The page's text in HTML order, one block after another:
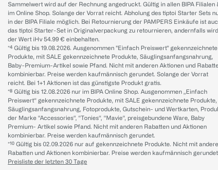
Sammelwert wird auf der Rechnung angedruckt. Gültig in allen BIPA Filialen
im Online Shop. Solange der Vorrat reicht. Abholung des tiptoi Starter Sets
in der BIPA Filiale möglich. Bei Retournierung der PAMPERS Einkäufe ist
das tiptoi Starter-Set in Originalverpackung zu retournieren, andernfalls wird
der Wert iHv 54.99 € einbehalten.
*⁴ Gültig bis 19.08.2026. Ausgenommen "Einfach Preiswert" gekennzeichnete
Produkte, mit SALE gekennzeichnete Produkte, Säuglingsanfangsnahrung,
Baby-Premium-Artikel sowie Pfand. Nicht mit anderen Aktionen und
kombinierbar. Preise werden kaufmännisch gerundet. Solange der Vorrat
reicht. Bei 1+1 Aktionen ist das günstigste Produkt gratis.
*⁸ Gültig bis 12.08.2026 nur im BIPA Online Shop. Ausgenommen „Einfach
Preiswert“ gekennzeichnete Produkte, mit SALE gekennzeichnete Produkte,
Säuglingsanfangsnahrung, Fotoprodukte, Gutschein- und Wertkarten,
der Marke “Accessories“, “Tonies“, “Mavie“, preisgebundene Ware, Baby
Premium- Artikel sowie Pfand. Nicht mit anderen Rabatten und Aktionen
kombinierbar. Preise werden kaufmännisch gerundet.
*¹⁰ Gültig bis 02.09.2026 nur auf gekennzeichnete Produkte. Nicht mit
Rabatten und Aktionen kombinierbar. Preise werden kaufmännisch
Preisliste der letzten 30 Tage